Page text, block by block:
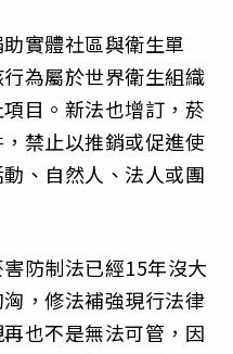
實體社區與衛生單
為屬於世界衛生組織
目。新法也增訂，菸
禁止以推銷或促進使
、自然人、法人或團
防制法已經15年沒大
，修法補強現行法律
也不是無法可管，因